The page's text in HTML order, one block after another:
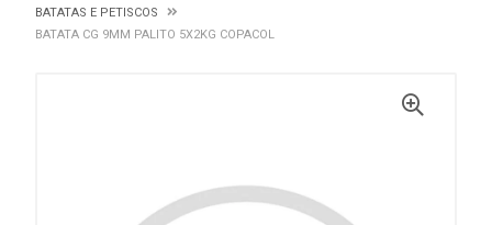
BATATAS E PETISCOS
BATATA CG 9MM PALITO 5X2KG COPACOL